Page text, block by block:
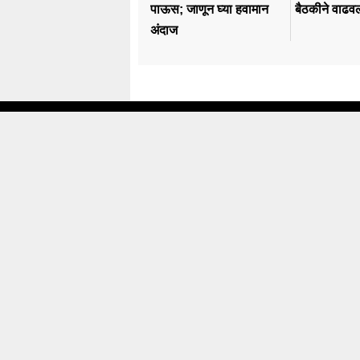
पाऊस; जाणून घ्या हवामान
अंदाज
बैठकीने